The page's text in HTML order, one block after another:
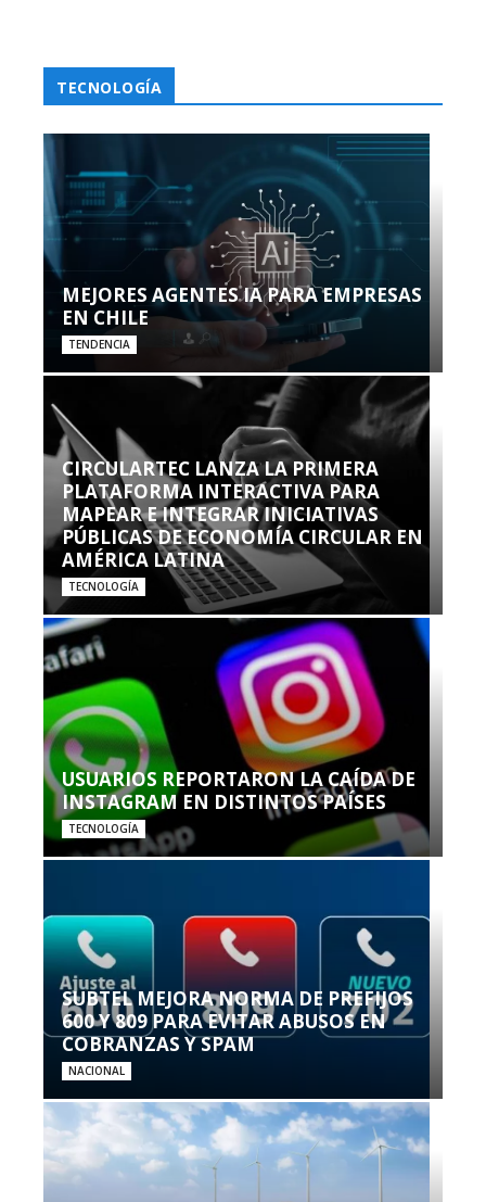
TECNOLOGÍA
MEJORES AGENTES IA PARA EMPRESAS
EN CHILE
TENDENCIA
CIRCULARTEC LANZA LA PRIMERA
PLATAFORMA INTERACTIVA PARA
MAPEAR E INTEGRAR INICIATIVAS
PÚBLICAS DE ECONOMÍA CIRCULAR EN
AMÉRICA LATINA
TECNOLOGÍA
USUARIOS REPORTARON LA CAÍDA DE
INSTAGRAM EN DISTINTOS PAÍSES
TECNOLOGÍA
SUBTEL MEJORA NORMA DE PREFIJOS
600 Y 809 PARA EVITAR ABUSOS EN
COBRANZAS Y SPAM
NACIONAL